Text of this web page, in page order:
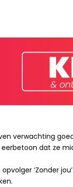
verwachting
dat ze
‘Zonder